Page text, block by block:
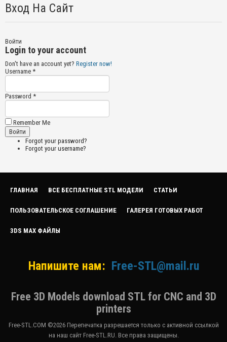
Вход На Сайт
Войти
Login to your account
Don't have an account yet? Register now!
Username *
Password *
Remember Me
Forgot your password?
Forgot your username?
ГЛАВНАЯ ВСЕ БЕСПЛАТНЫЕ STL МОДЕЛИ СТАТЬИ
ПОЛЬЗОВАТЕЛЬСКОЕ СОГЛАШЕНИЕ ГАЛЕРЕЯ ГОТОВЫХ РАБОТ
3DS MAX ФАЙЛЫ
Напишите нам: Free-STL@mail.ru
Free 3D Models download STL for CNC and 3D
printers
Free-STL.COM ©2026 Перепечатка разрешается только с активной ссылкой
на наш сайт Free-STL.RU. Все права защищены.